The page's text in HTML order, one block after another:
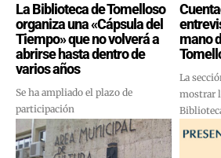
La Biblioteca de Tomelloso
organiza una «Cápsula del
Tiempo» que no volverá a
abrirse hasta dentro de
varios años
Se ha ampliado el plazo de
participación
mano
La
mostrar